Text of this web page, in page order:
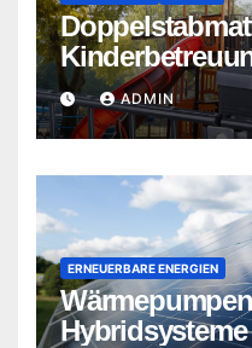
ADMIN
ERNEUERBARE ENERGIEN
Hybridsysteme